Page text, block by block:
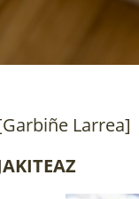
Larrea]